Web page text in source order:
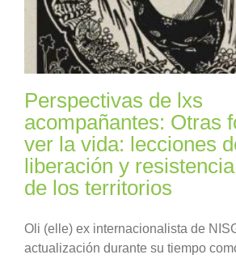
Perspectivas de lxs
acompañantes: Otras
ver la vida: lecciones
liberación y
de los territorios
Oli (elle) ex internacionalista de
actualización durante su tiempo